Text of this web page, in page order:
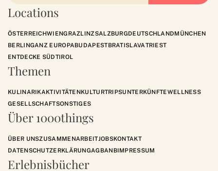
Locations
ÖSTERREICHWIENGRAZLINZSALZBURGDEUTSCHLANDMÜNCHEN
BERLINGANZ EUROPABUDAPESTBRATISLAVATRIEST
ENTDECKE SÜDTIROL
Themen
KULINARIKAKTIVITÄTENKULTURTRIPSUNTERKÜNFTEWELLNESS
GESELLSCHAFTSONSTIGES
Über 1000things
ÜBER UNSZUSAMMENARBEITJOBSKONTAKT
DATENSCHUTZERKLÄRUNGAGBANBIMPRESSUM
Erlebnisbücher